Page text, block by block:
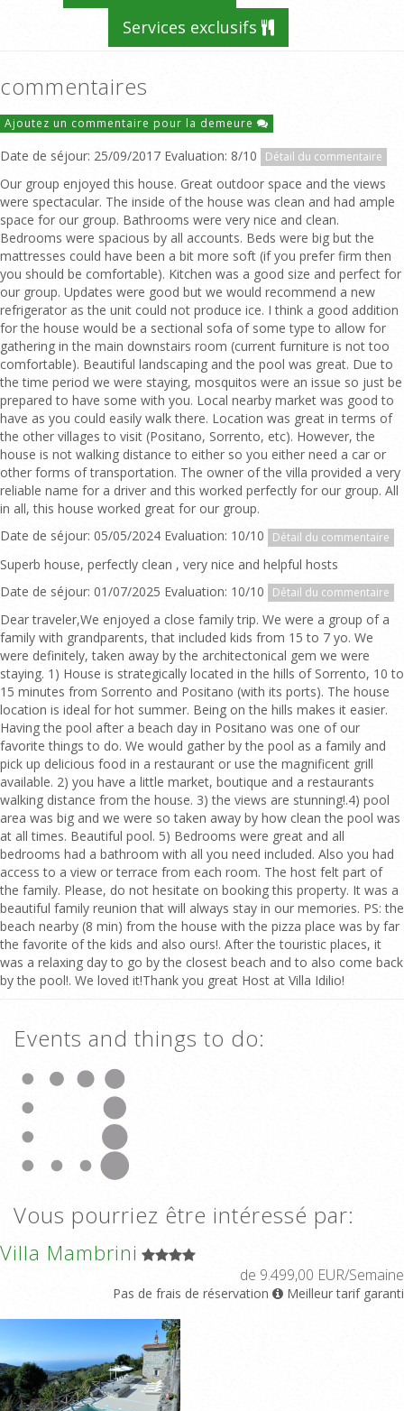
Services exclusifs
commentaires
Ajoutez un commentaire pour la demeure
Date de séjour: 25/09/2017 Evaluation: 8/10 Détail du commentaire
Our group enjoyed this house. Great outdoor space and the views
were spectacular. The inside of the house was clean and had ample
space for our group. Bathrooms were very nice and clean.
Bedrooms were spacious by all accounts. Beds were big but the
mattresses could have been a bit more soft (if you prefer firm then
you should be comfortable). Kitchen was a good size and perfect for
our group. Updates were good but we would recommend a new
refrigerator as the unit could not produce ice. I think a good addition
for the house would be a sectional sofa of some type to allow for
gathering in the main downstairs room (current furniture is not too
comfortable). Beautiful landscaping and the pool was great. Due to
the time period we were staying, mosquitos were an issue so just be
prepared to have some with you. Local nearby market was good to
have as you could easily walk there. Location was great in terms of
the other villages to visit (Positano, Sorrento, etc). However, the
house is not walking distance to either so you either need a car or
other forms of transportation. The owner of the villa provided a very
reliable name for a driver and this worked perfectly for our group. All
in all, this house worked great for our group.
Date de séjour: 05/05/2024 Evaluation: 10/10
Détail du commentaire
Superb house, perfectly clean , very nice and helpful hosts
Date de séjour: 01/07/2025 Evaluation: 10/10
Détail du commentaire
Dear traveler,We enjoyed a close family trip. We were a group of a
family with grandparents, that included kids from 15 to 7 yo. We
were definitely, taken away by the architectonical gem we were
staying. 1) House is strategically located in the hills of Sorrento, 10 to
15 minutes from Sorrento and Positano (with its ports). The house
location is ideal for hot summer. Being on the hills makes it easier.
Having the pool after a beach day in Positano was one of our
favorite things to do. We would gather by the pool as a family and
pick up delicious food in a restaurant or use the magnificent grill
available. 2) you have a little market, boutique and a restaurants
walking distance from the house. 3) the views are stunning!.4) pool
area was big and we were so taken away by how clean the pool was
at all times. Beautiful pool. 5) Bedrooms were great and all
bedrooms had a bathroom with all you need included. Also you had
access to a view or terrace from each room. The host felt part of
the family. Please, do not hesitate on booking this property. It was a
beautiful family reunion that will always stay in our memories. PS: the
beach nearby (8 min) from the house with the pizza place was by far
the favorite of the kids and also ours!. After the touristic places, it
was a relaxing day to go by the closest beach and to also come back
by the pool!. We loved it!Thank you great Host at Villa Idilio!
Events and things to do:
Vous pourriez être intéressé par:
Villa Mambrini
de 9.499,00 EUR/Semaine
Pas de frais de réservation Meilleur tarif garanti